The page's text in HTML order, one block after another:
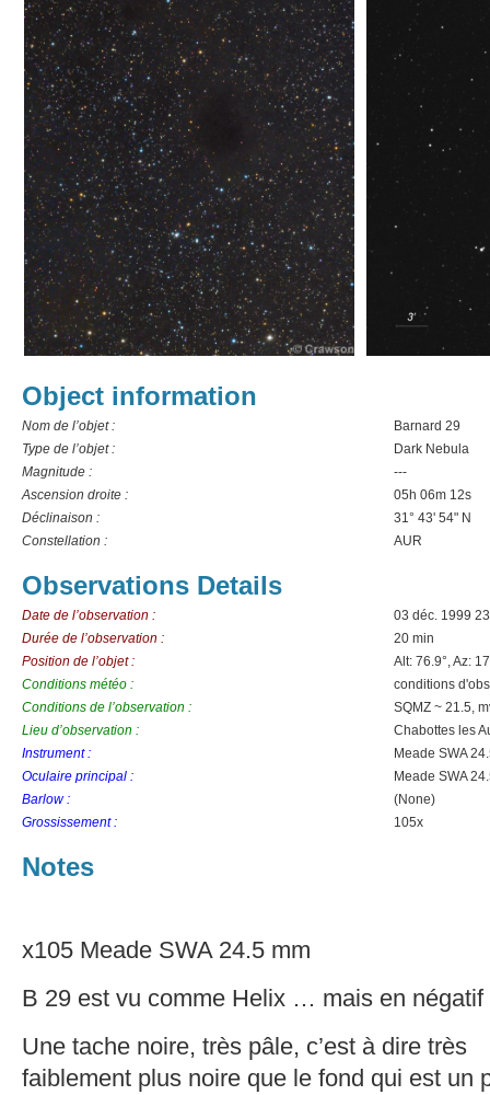
Object information
Nom de l’objet :
Barnard 29
Type de l’objet :
Dark Nebula
Magnitude :
---
Ascension droite :
05h 06m 12s
Déclinaison :
31° 43' 54" N
Constellation :
AUR
Observations Details
Date de l’observation :
03 déc. 1999
Durée de l’observation :
20 min
Position de l’objet :
Alt: 76.9°, Az:
Conditions météo :
conditions
Conditions de l’observation :
SQMZ ~ 21.5,
Lieu d’observation :
Chabottes les
Instrument :
Meade SWA
Oculaire principal :
Meade SWA
Barlow :
(None)
Grossissement :
105x
Notes
x105 Meade SWA 24.5 mm
B 29 est vu comme Helix … mais en négatif
Une tache noire, très pâle, c’est à dire très
faiblement plus noire que le fond qui est un